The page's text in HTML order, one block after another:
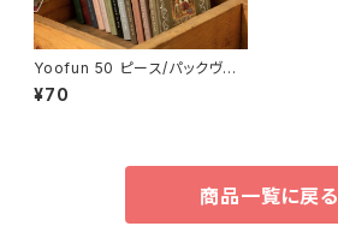
Yoofun 50 ピース/パックヴィ
ンテージ shanggu 半透明素材
紙リトマス紙植物花弾丸ジャー
¥70
商品一覧に戻る